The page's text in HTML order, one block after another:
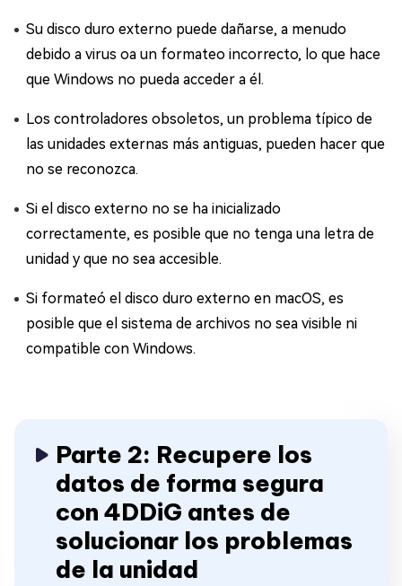
Su disco duro externo puede dañarse, a menudo
debido a virus oa un formateo incorrecto, lo que hace
que Windows no pueda acceder a él.
Los controladores obsoletos, un problema típico de
las unidades externas más antiguas, pueden hacer que
no se reconozca.
Si el disco externo no se ha inicializado
correctamente, es posible que no tenga una letra de
unidad y que no sea accesible.
Si formateó el disco duro externo en macOS, es
posible que el sistema de archivos no sea visible ni
compatible con Windows.
Parte 2: Recupere los
datos de forma segura
con 4DDiG antes de
solucionar los problemas
de la unidad